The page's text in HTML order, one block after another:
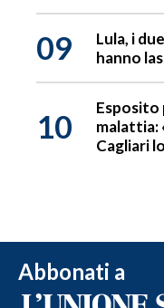
09
Lula, i
hanno
10
malattia:
Cagliari
Abbonati a